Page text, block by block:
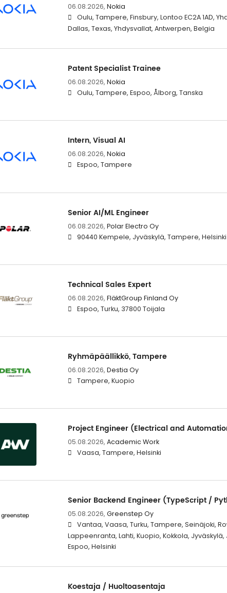
06.08.2026, Nokia
Oulu, Tampere, Finsbury, Lontoo EC2A 1AD,
Dallas, Texas, Yhdysvallat, Antwerpen, Belgia
Patent Specialist Trainee
06.08.2026, Nokia
Oulu, Tampere, Espoo, Ålborg, Tanska
Intern, Visual AI
06.08.2026, Nokia
Espoo, Tampere
Senior AI/ML Engineer
06.08.2026, Polar Electro Oy
90440 Kempele, Jyväskylä, Tampere, Helsinki
Technical Sales Expert
06.08.2026, FläktGroup Finland Oy
Espoo, Turku, 37800 Toijala
Ryhmäpäällikkö, Tampere
06.08.2026, Destia Oy
Tampere, Kuopio
Project Engineer (Electrical and
05.08.2026, Academic Work
Vaasa, Tampere, Helsinki
Senior Backend Engineer (TypeScript /
05.08.2026, Greenstep Oy
Vantaa, Vaasa, Turku, Tampere, Seinäjoki,
Lappeenranta, Lahti, Kuopio, Kokkola,
Espoo, Helsinki
Koestaja / Huoltoasentaja